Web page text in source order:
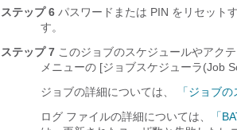
ステップ 6 パスワードまたは PIN をリセット
す。
ステップ 7 このジョブのスケジュールやアク
メニューの [ジョブスケジューラ(Job
ジョブの詳細については、
「ジョブ
ログ ファイルの詳細については、
「